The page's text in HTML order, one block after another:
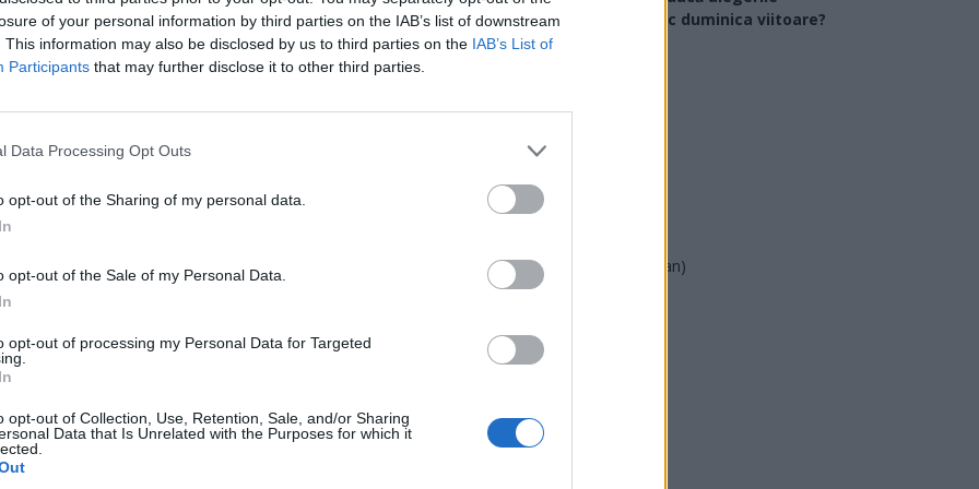
of your personal information by third parties on the IAB’s list of downstream
This information may also be disclosed by us to third parties on the IAB’s List of
Participants that may further disclose it to other third parties.
Data Processing Opt Outs
opt-out of the Sharing of my personal data.
opt-out of the Sale of my Personal Data.
opt-out of processing my Personal Data for Targeted
opt-out of Collection, Use, Retention, Sale, and/or Sharing
Data that Is Unrelated with the Purposes for which it
0
Cristian Hubali - duminică, 2 octombrie 2022
0
captureze pe Putin și să-l predea...
Cristian Hubali - sâmbătă, 19 martie 2022 1
parlamentare ar avea loc duminica viitoare?
UDMR
Forța Dreptei (L. Orban)
REPER
SENS
POT (Gavrilă)